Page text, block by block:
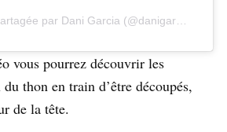
vous pourrez découvrir les
thon en train d’être découpés,
de la tête.